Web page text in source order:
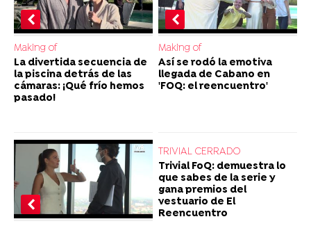
Making of
La divertida secuencia de
la piscina detrás de las
cámaras: ¡Qué frío hemos
pasado!
Making of
Así se rodó la emotiva
llegada de Cabano en
'FOQ: el reencuentro'
TRIVIAL CERRADO
Trivial FoQ: demuestra lo
que sabes de la serie y
gana premios del
vestuario de El
Reencuentro